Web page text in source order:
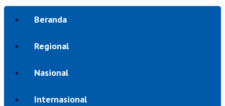
Beranda
Regional
Nasional
Internasional